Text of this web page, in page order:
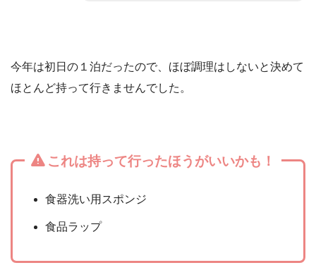
今年は初日の１泊だったので、ほぼ調理はしないと決めて
ほとんど持って行きませんでした。
これは持って行ったほうがいいかも！
食器洗い用スポンジ
食品ラップ